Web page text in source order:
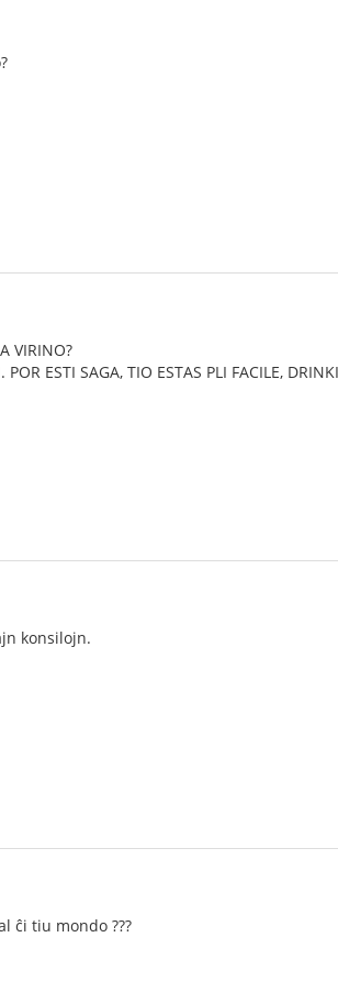
VIRINO?
ESTI SAGA, TIO ESTAS PLI FACILE,
konsilojn.
ĉi tiu mondo ???